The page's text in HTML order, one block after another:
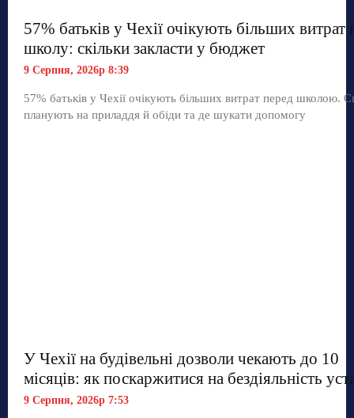
57% батьків у Чехії очікують більших витрат
школу: скільки закласти у бюджет
9 Серпня, 2026р 8:39
57% батьків у Чехії очікують більших витрат перед школою.
планують на приладдя й обіди та де шукати допомогу
У Чехії на будівельні дозволи чекають до 10
місяців: як поскаржитися на бездіяльність
9 Серпня, 2026р 7:53